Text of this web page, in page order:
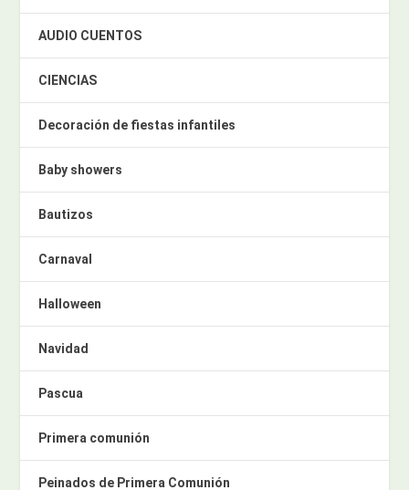
AUDIO CUENTOS
CIENCIAS
Decoración de fiestas infantiles
Baby showers
Bautizos
Carnaval
Halloween
Navidad
Pascua
Primera comunión
Peinados de Primera Comunión